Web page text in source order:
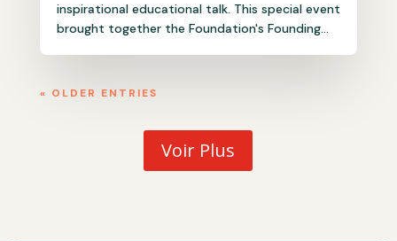
inspirational educational talk. This special event
brought together the Foundation's Founding...
« OLDER ENTRIES
Voir Plus